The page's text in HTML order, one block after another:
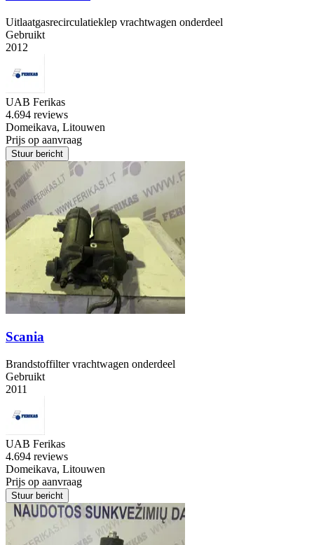
Uitlaatgasrecirculatieklep vrachtwagen onderdeel
Gebruikt
2012
UAB Ferikas
4.694 reviews
Domeikava, Litouwen
Prijs op aanvraag
Stuur bericht
Scania
Brandstoffilter vrachtwagen onderdeel
Gebruikt
2011
UAB Ferikas
4.694 reviews
Domeikava, Litouwen
Prijs op aanvraag
Stuur bericht